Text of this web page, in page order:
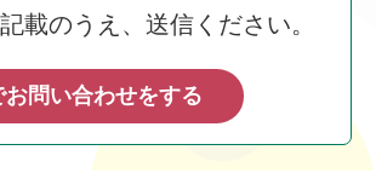
載のうえ、送信ください。
お問い合わせをする